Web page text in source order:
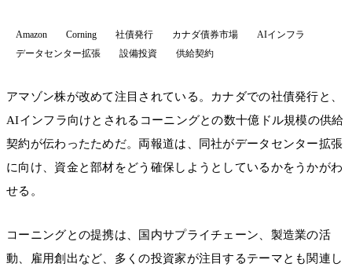
Amazon Corning 社債発行 カナダ債券市場
AIインフラ
データセンター拡張
設備投資 供給契約
アマゾン株が改めて注目されている。カナダでの社債発行と、
AIインフラ向けとされるコーニングとの数十億ドル規模の供給
契約が伝わったためだ。両報道は、同社がデータセンター拡張
に向け、資金と部材をどう確保しようとしているかをうかがわ
せる。
コーニングとの提携は、国内サプライチェーン、製造業の活
動、雇用創出など、多くの投資家が注目するテーマとも関連し